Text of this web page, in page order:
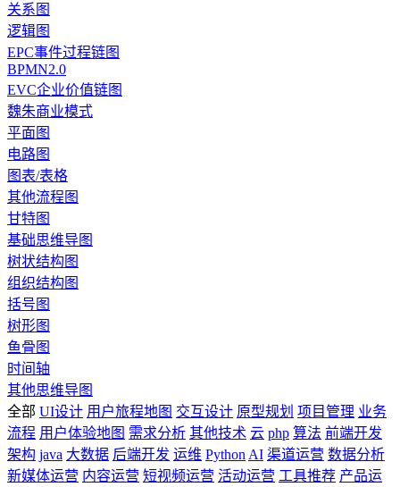
关系图
逻辑图
EPC事件过程链图
BPMN2.0
EVC企业价值链图
魏朱商业模式
平面图
电路图
图表/表格
其他流程图
甘特图
基础思维导图
树状结构图
组织结构图
括号图
树形图
鱼骨图
时间轴
其他思维导图
全部 UI设计 用户旅程地图 交互设计 原型规划 项目管理 业务
流程 用户体验地图 需求分析 其他技术 云 php 算法 前端开发
架构 java 大数据 后端开发 运维 Python AI 渠道运营 数据分析
新媒体运营 内容运营 短视频运营 活动运营 工具推荐 产品运